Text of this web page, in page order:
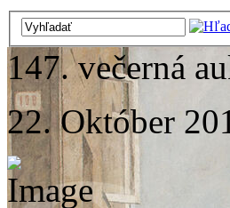
147. večerná
22. Október